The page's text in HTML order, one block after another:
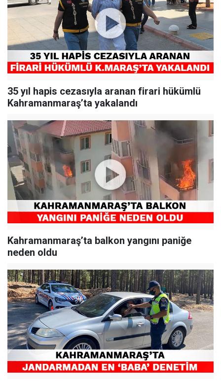
35 yıl hapis cezasıyla aranan firari hükümlü
Kahramanmaraş’ta yakalandı
Kahramanmaraş’ta balkon yangını paniğe
neden oldu